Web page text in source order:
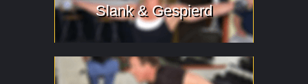
Slank & Gespierd